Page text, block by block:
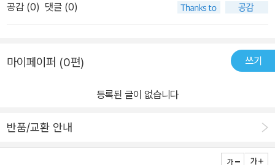
다면, 또는 나처럼 영어 노출은 어느정도 했는데, 그 다음을 모르겠다
면 이 책을 한 번 읽어보시길 추천한다!! 생활 속에서 영어 말문을 터
이 관심 있고 흥미로운 것에 부모가 충분히 반응해줄 때 안정감을 느
끼거든요.- P24부모 기준에 풍성한 언어 환경이 아니라 아이의 발달
기억할 것은 어떤 언어든 노출된 언어의 양과 질이 풍성할 때 언어발
고, 들을 수 있어 나에게도 두세 번 배울 수 있는 효과가- 일상생활에
응용 가능하게 저자가 추천하는 영어 동요, 언어발달 장난감, 영어책
게 되었다.엄마와 함께 놀면서 소통해서인지 간결한 문장 이라던지
면 아이도 영어 말문을 트기 시작하는데!!!차곡차곡 쌓이다 보면 자연
공감 (0) 댓글 (0)
마이페이퍼 (0편) 쓰기
등록된 글이 없습니다
반품/교환 안내